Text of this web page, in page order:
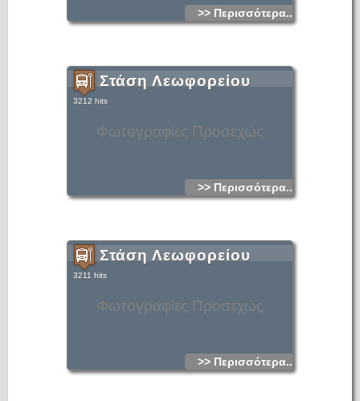
>> Περισσότερα...
Φωτογραφίες Προσεχώς
Στάση Λεωφορείου
3212 hits
>> Περισσότερα...
Φωτογραφίες Προσεχώς
Στάση Λεωφορείου
3211 hits
>> Περισσότερα...